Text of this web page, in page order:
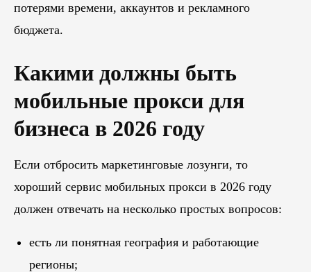
потерями времени, аккаунтов и рекламного
бюджета.
Какими должны быть
мобильные прокси для
бизнеса в 2026 году
Если отбросить маркетинговые лозунги, то
хороший сервис мобильных прокси в 2026 году
должен отвечать на несколько простых вопросов:
есть ли понятная география и работающие
регионы;
Похожиестатьи
Блог
ПЕРЕЙТИ В БЛОГ